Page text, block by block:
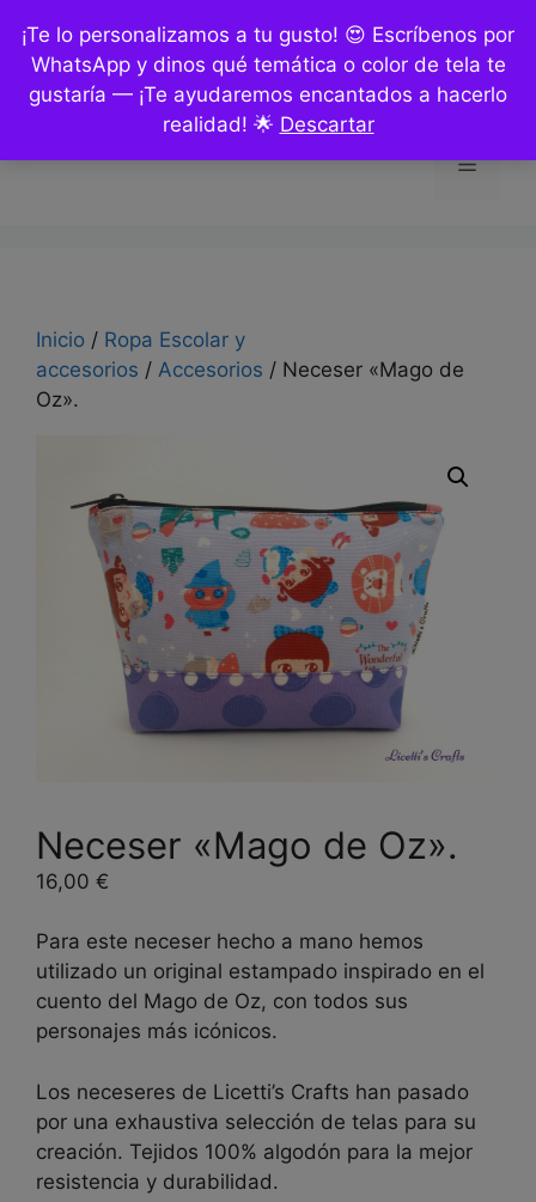
¡Te lo personalizamos a tu gusto! 😍 Escríbenos por
WhatsApp y dinos qué temática o color de tela te
gustaría — ¡Te ayudaremos encantados a hacerlo
realidad! 🌟 Descartar
contenido
Menú
Inicio / Ropa Escolar y
accesorios / Accesorios / Neceser «Mago de
Oz».
Neceser «Mago de Oz».
16,00 €
Para este neceser hecho a mano hemos
utilizado un original estampado inspirado en el
cuento del Mago de Oz, con todos sus
personajes más icónicos.
Los neceseres de Licetti’s Crafts han pasado
por una exhaustiva selección de telas para su
creación. Tejidos 100% algodón para la mejor
resistencia y durabilidad.